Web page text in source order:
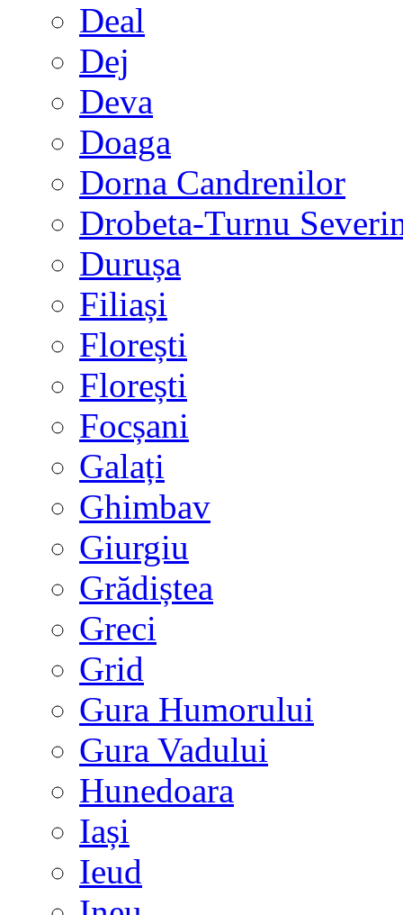
Deal
Dej
Deva
Doaga
Dorna Candrenilor
Drobeta-Turnu
Durușa
Filiași
Florești
Florești
Focșani
Galați
Ghimbav
Giurgiu
Grădiștea
Greci
Grid
Gura Humorului
Gura Vadului
Hunedoara
Iași
Ieud